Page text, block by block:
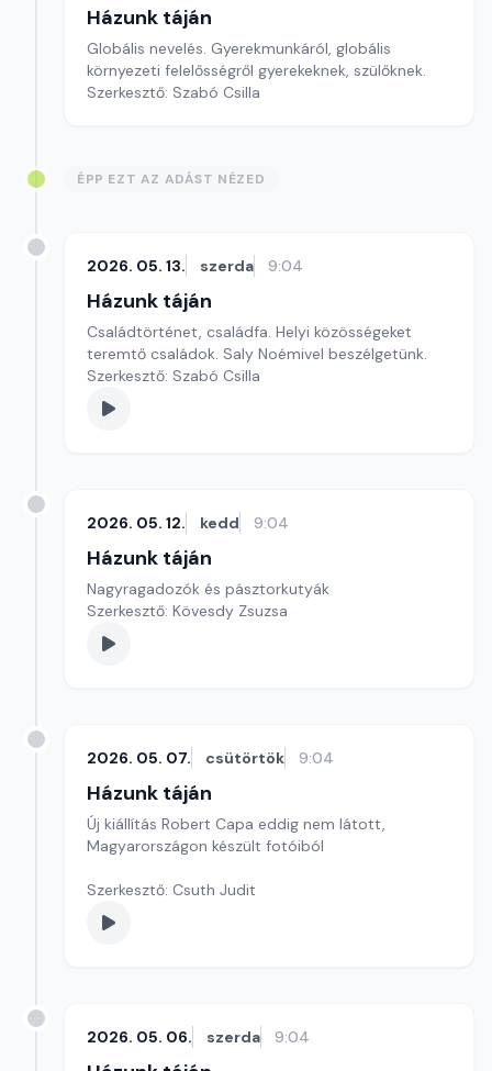
Házunk táján
Globális nevelés. Gyerekmunkáról, globális
környezeti felelősségről gyerekeknek, szülőknek.
Szerkesztő: Szabó Csilla
ÉPP EZT AZ ADÁST NÉZED
2026. 05. 13. szerda 9:04
Házunk táján
Családtörténet, családfa. Helyi közösségeket
teremtő családok. Saly Noémivel beszélgetünk.
Szerkesztő: Szabó Csilla
2026. 05. 12. kedd 9:04
Házunk táján
Nagyragadozók és pásztorkutyák
Szerkesztő: Kövesdy Zsuzsa
2026. 05. 07. csütörtök 9:04
Házunk táján
Új kiállítás Robert Capa eddig nem látott,
Magyarországon készült fotóiból
Szerkesztő: Csuth Judit
2026. 05. 06. szerda 9:04